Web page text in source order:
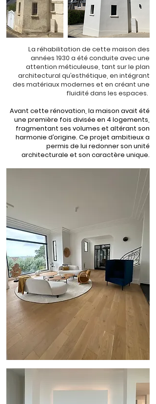
La réhabilitation de cette maison des
années 1930 a été conduite avec une
attention méticuleuse, tant sur le plan
architectural qu’esthétique, en intégrant
des matériaux modernes et en créant une
fluidité dans les espaces.
Avant cette rénovation, la maison avait été
une première fois divisée en 4 logements,
fragmentant ses volumes et altérant son
harmonie d’origine. Ce projet ambitieux a
permis de lui redonner son unité
architecturale et son caractère unique.